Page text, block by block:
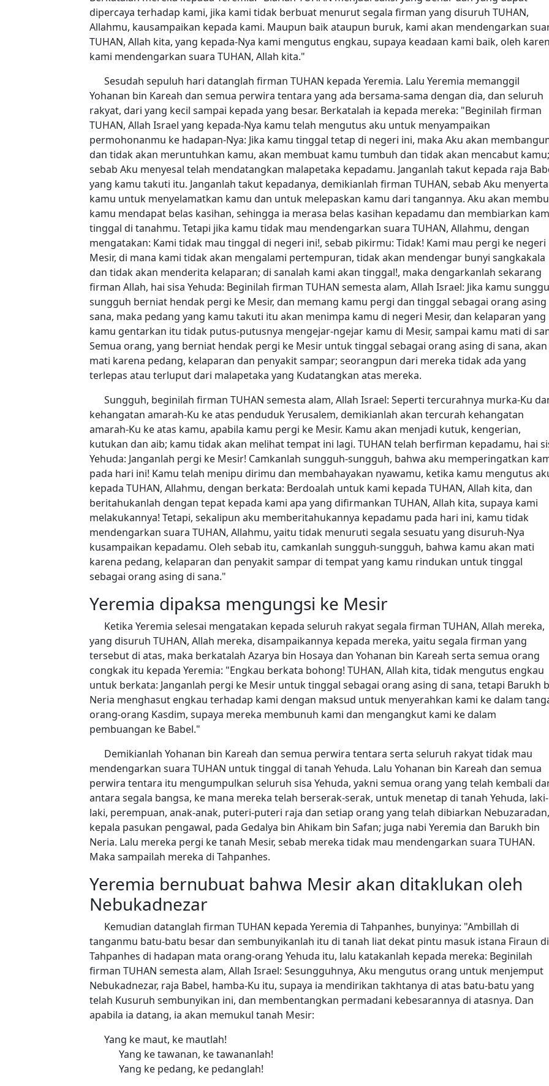
dipercaya terhadap kami, jika kami tidak berbuat menurut segala firman yang disuruh TUHAN,
Allahmu, kausampaikan kepada kami. Maupun baik ataupun buruk, kami akan mendengarkan
TUHAN, Allah kita, yang kepada-Nya kami mengutus engkau, supaya keadaan kami baik, oleh
kami mendengarkan suara TUHAN, Allah kita."
Sesudah sepuluh hari datanglah firman TUHAN kepada Yeremia. Lalu Yeremia memanggil
Yohanan bin Kareah dan semua perwira tentara yang ada bersama-sama dengan dia, dan seluruh
rakyat, dari yang kecil sampai kepada yang besar. Berkatalah ia kepada mereka: "Beginilah firman
TUHAN, Allah Israel yang kepada-Nya kamu telah mengutus aku untuk menyampaikan
permohonanmu ke hadapan-Nya: Jika kamu tinggal tetap di negeri ini, maka Aku akan
dan tidak akan meruntuhkan kamu, akan membuat kamu tumbuh dan tidak akan mencabut kamu;
sebab Aku menyesal telah mendatangkan malapetaka kepadamu. Janganlah takut kepada raja
yang kamu takuti itu. Janganlah takut kepadanya, demikianlah firman TUHAN, sebab Aku
kamu untuk menyelamatkan kamu dan untuk melepaskan kamu dari tangannya. Aku akan
kamu mendapat belas kasihan, sehingga ia merasa belas kasihan kepadamu dan membiarkan
tinggal di tanahmu. Tetapi jika kamu tidak mau mendengarkan suara TUHAN, Allahmu, dengan
mengatakan: Kami tidak mau tinggal di negeri ini!, sebab pikirmu: Tidak! Kami mau pergi ke negeri
Mesir, di mana kami tidak akan mengalami pertempuran, tidak akan mendengar bunyi sangkakala
dan tidak akan menderita kelaparan; di sanalah kami akan tinggal!, maka dengarkanlah sekarang
firman Allah, hai sisa Yehuda: Beginilah firman TUHAN semesta alam, Allah Israel: Jika kamu
sungguh berniat hendak pergi ke Mesir, dan memang kamu pergi dan tinggal sebagai orang asing
sana, maka pedang yang kamu takuti itu akan menimpa kamu di negeri Mesir, dan kelaparan yang
kamu gentarkan itu tidak putus-putusnya mengejar-ngejar kamu di Mesir, sampai kamu mati di
Semua orang, yang berniat hendak pergi ke Mesir untuk tinggal sebagai orang asing di sana, akan
mati karena pedang, kelaparan dan penyakit sampar; seorangpun dari mereka tidak ada yang
terlepas atau terluput dari malapetaka yang Kudatangkan atas mereka.
Sungguh, beginilah firman TUHAN semesta alam, Allah Israel: Seperti tercurahnya murka-Ku
kehangatan amarah-Ku ke atas penduduk Yerusalem, demikianlah akan tercurah kehangatan
amarah-Ku ke atas kamu, apabila kamu pergi ke Mesir. Kamu akan menjadi kutuk, kengerian,
kutukan dan aib; kamu tidak akan melihat tempat ini lagi. TUHAN telah berfirman kepadamu, hai
Yehuda: Janganlah pergi ke Mesir! Camkanlah sungguh-sungguh, bahwa aku memperingatkan
pada hari ini! Kamu telah menipu dirimu dan membahayakan nyawamu, ketika kamu mengutus
kepada TUHAN, Allahmu, dengan berkata: Berdoalah untuk kami kepada TUHAN, Allah kita, dan
beritahukanlah dengan tepat kepada kami apa yang difirmankan TUHAN, Allah kita, supaya kami
melakukannya! Tetapi, sekalipun aku memberitahukannya kepadamu pada hari ini, kamu tidak
mendengarkan suara TUHAN, Allahmu, yaitu tidak menuruti segala sesuatu yang disuruh-Nya
kusampaikan kepadamu. Oleh sebab itu, camkanlah sungguh-sungguh, bahwa kamu akan mati
karena pedang, kelaparan dan penyakit sampar di tempat yang kamu rindukan untuk tinggal
sebagai orang asing di sana."
Yeremia dipaksa mengungsi ke Mesir
Ketika Yeremia selesai mengatakan kepada seluruh rakyat segala firman TUHAN, Allah mereka,
yang disuruh TUHAN, Allah mereka, disampaikannya kepada mereka, yaitu segala firman yang
tersebut di atas, maka berkatalah Azarya bin Hosaya dan Yohanan bin Kareah serta semua orang
congkak itu kepada Yeremia: "Engkau berkata bohong! TUHAN, Allah kita, tidak mengutus engkau
untuk berkata: Janganlah pergi ke Mesir untuk tinggal sebagai orang asing di sana, tetapi Barukh
Neria menghasut engkau terhadap kami dengan maksud untuk menyerahkan kami ke dalam
orang-orang Kasdim, supaya mereka membunuh kami dan mengangkut kami ke dalam
pembuangan ke Babel."
Demikianlah Yohanan bin Kareah dan semua perwira tentara serta seluruh rakyat tidak mau
mendengarkan suara TUHAN untuk tinggal di tanah Yehuda. Lalu Yohanan bin Kareah dan semua
perwira tentara itu mengumpulkan seluruh sisa Yehuda, yakni semua orang yang telah kembali
antara segala bangsa, ke mana mereka telah berserak-serak, untuk menetap di tanah Yehuda, laki-
laki, perempuan, anak-anak, puteri-puteri raja dan setiap orang yang telah dibiarkan Nebuzaradan,
kepala pasukan pengawal, pada Gedalya bin Ahikam bin Safan; juga nabi Yeremia dan Barukh bin
Neria. Lalu mereka pergi ke tanah Mesir, sebab mereka tidak mau mendengarkan suara TUHAN.
Maka sampailah mereka di Tahpanhes.
Yeremia bernubuat bahwa Mesir akan ditaklukan oleh
Nebukadnezar
Kemudian datanglah firman TUHAN kepada Yeremia di Tahpanhes, bunyinya: "Ambillah di
tanganmu batu-batu besar dan sembunyikanlah itu di tanah liat dekat pintu masuk istana Firaun di
Tahpanhes di hadapan mata orang-orang Yehuda itu, lalu katakanlah kepada mereka: Beginilah
firman TUHAN semesta alam, Allah Israel: Sesungguhnya, Aku mengutus orang untuk menjemput
Nebukadnezar, raja Babel, hamba-Ku itu, supaya ia mendirikan takhtanya di atas batu-batu yang
telah Kusuruh sembunyikan ini, dan membentangkan permadani kebesarannya di atasnya. Dan
apabila ia datang, ia akan memukul tanah Mesir:
Yang ke maut, ke mautlah!
Yang ke tawanan, ke tawananlah!
Yang ke pedang, ke pedanglah!